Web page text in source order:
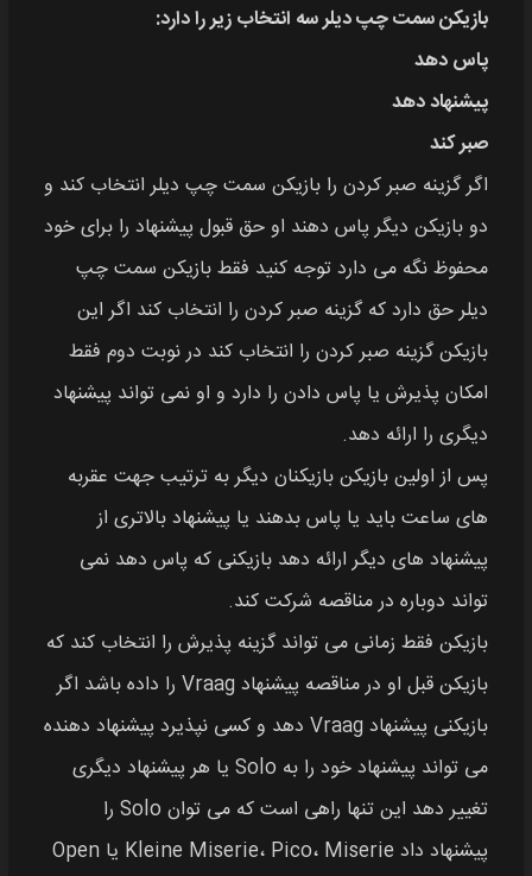
بازیکن سمت چپ دیلر سه انتخاب زیر را دارد:
پاس دهد
پیشنهاد دهد
صبر کند
اگر گزینه صبر کردن را بازیکن سمت چپ دیلر انتخاب کند و
دو بازیکن دیگر پاس دهند او حق قبول پیشنهاد را برای خود
محفوظ نگه می‌ دارد توجه کنید فقط بازیکن سمت چپ
دیلر حق دارد که گزینه صبر کردن را انتخاب کند اگر این
بازیکن گزینه صبر کردن را انتخاب کند در نوبت دوم فقط
امکان پذیرش یا پاس دادن را دارد و او نمی‌ تواند پیشنهاد
دیگری را ارائه دهد.
پس از اولین بازیکن بازیکنان دیگر به ترتیب جهت عقربه‌
های ساعت باید یا پاس بدهند یا پیشنهاد بالاتری از
پیشنهاد های دیگر ارائه دهد بازیکنی که پاس دهد نمی‌
تواند دوباره در مناقصه شرکت کند.
بازیکن فقط زمانی می‌ تواند گزینه پذیرش را انتخاب کند که
بازیکن قبل او در مناقصه پیشنهاد Vraag را داده باشد اگر
بازیکنی پیشنهاد Vraag دهد و کسی نپذیرد پیشنهاد دهنده
می‌ تواند پیشنهاد خود را به Solo یا هر پیشنهاد دیگری
تغییر دهد این تنها راهی است که می‌ توان Solo را
پیشنهاد داد Kleine Miserie، Pico، Miserie یا Open